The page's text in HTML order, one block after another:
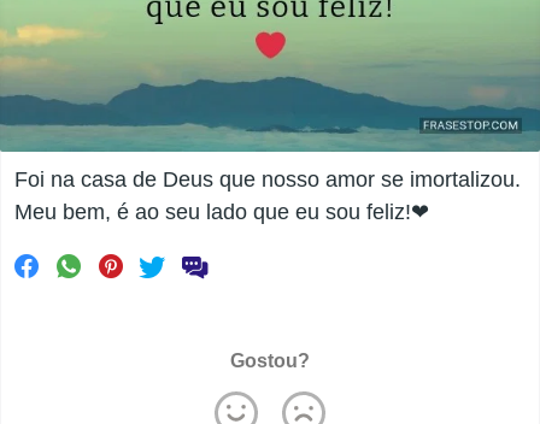
Foi na casa de Deus que nosso amor se imortalizou.
Meu bem, é ao seu lado que eu sou feliz!❤
Gostou?